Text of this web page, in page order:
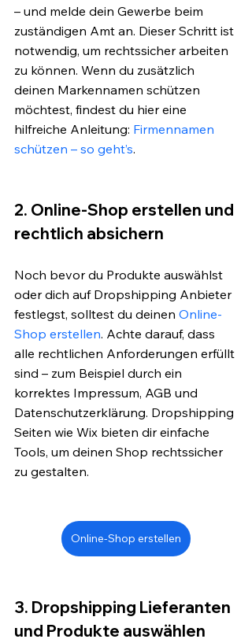
– und melde dein Gewerbe beim
zuständigen Amt an. Dieser Schritt ist
notwendig, um rechtssicher arbeiten
zu können. Wenn du zusätzlich
deinen Markennamen schützen
möchtest, findest du hier eine
hilfreiche Anleitung: Firmennamen
schützen – so geht’s.
2. Online-Shop erstellen und
rechtlich absichern
Noch bevor du Produkte auswählst
oder dich auf Dropshipping Anbieter
festlegst, solltest du deinen Online-
Shop erstellen. Achte darauf, dass
alle rechtlichen Anforderungen erfüllt
sind – zum Beispiel durch ein
korrektes Impressum, AGB und
Datenschutzerklärung. Dropshipping
Seiten wie Wix bieten dir einfache
Tools, um deinen Shop rechtssicher
zu gestalten.
Online-Shop erstellen
3. Dropshipping Lieferanten
und Produkte auswählen